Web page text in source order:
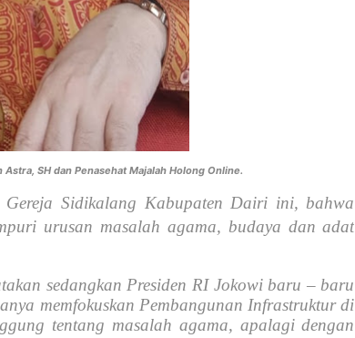
SH dan Penasehat Majalah Holong Online.
Sidikalang Kabupaten Dairi ini, bahwa
urusan masalah agama, budaya dan adat
sedangkan Presiden RI Jokowi baru – baru
memfokuskan Pembangunan Infrastruktur di
tentang masalah agama, apalagi dengan